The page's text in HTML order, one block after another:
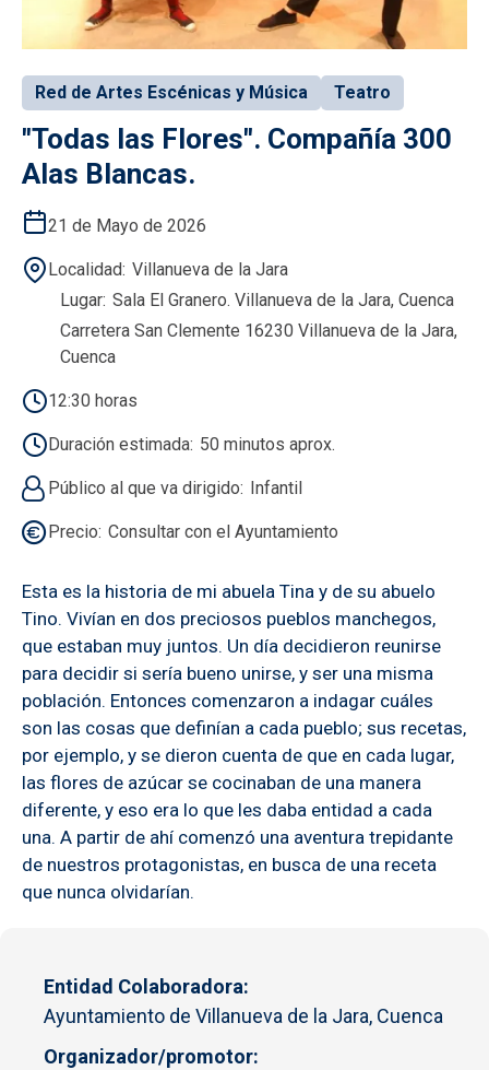
Red de Artes Escénicas y Música Teatro
"Todas las Flores". Compañía 300
Alas Blancas.
21 de Mayo de 2026
Localidad Villanueva de la Jara
Lugar Sala El Granero. Villanueva de la Jara, Cuenca
Carretera San Clemente 16230 Villanueva de la Jara,
Cuenca
12:30 horas
Duración estimada 50 minutos aprox.
Público al que va dirigido Infantil
Precio Consultar con el Ayuntamiento
Esta es la historia de mi abuela Tina y de su abuelo
Tino. Vivían en dos preciosos pueblos manchegos,
que estaban muy juntos. Un día decidieron reunirse
para decidir si sería bueno unirse, y ser una misma
población. Entonces comenzaron a indagar cuáles
son las cosas que definían a cada pueblo; sus recetas,
por ejemplo, y se dieron cuenta de que en cada lugar,
las flores de azúcar se cocinaban de una manera
diferente, y eso era lo que les daba entidad a cada
una. A partir de ahí comenzó una aventura trepidante
de nuestros protagonistas, en busca de una receta
que nunca olvidarían.
Entidad Colaboradora
Ayuntamiento de Villanueva de la Jara, Cuenca
Organizador/promotor